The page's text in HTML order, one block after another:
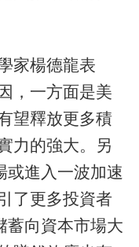
家楊德龍表
，一方面是美
望釋放更多積
力的強大。另
或進入一波加速
了更多投資者
蓄向資本市場大